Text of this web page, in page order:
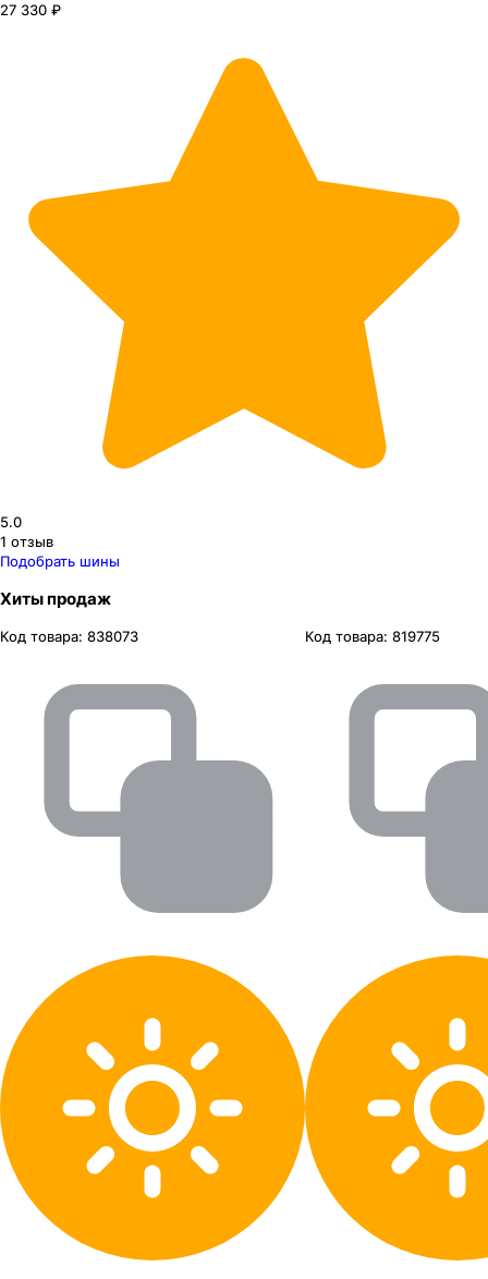
27 330 ₽
5.0
1 отзыв
Подобрать шины
Хиты продаж
Код товара: 838073 Код товара: 819775